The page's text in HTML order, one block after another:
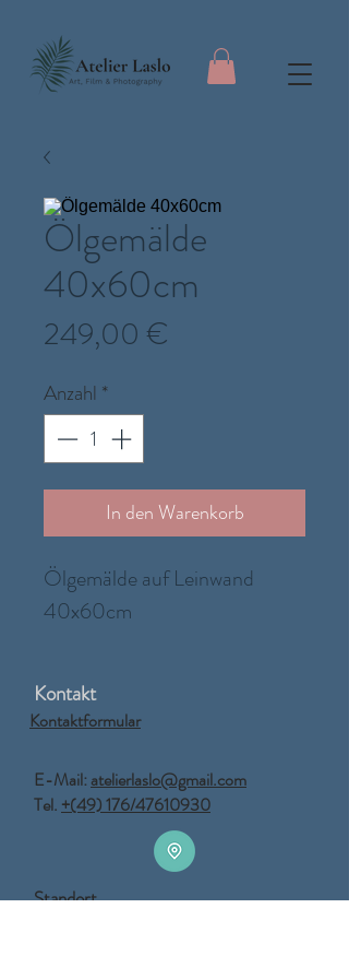
Ölgemälde
40x60cm
249,00 €
Anzahl *
In den Warenkorb
Ölgemälde auf Leinwand
40x60cm
Kontakt
Kontaktformular
E-Mail: atelierlaslo@gmail.com
Tel. +(49) 176/47610930
Standort